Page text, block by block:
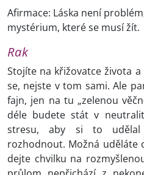
Afirmace: Láska není
mystérium, které se musí žít.
Rak
Stojíte na křižovatce života a
se, nejste v tom sami. Ale
fajn, jen na tu „zelenou
déle budete stát v
stresu, aby si to
rozhodnout. Možná uděláte
dejte chvilku na